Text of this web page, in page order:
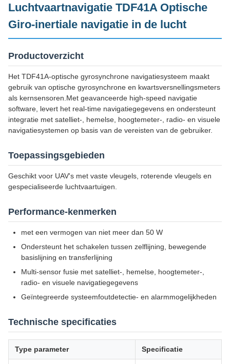
Luchtvaartnavigatie TDF41A Optische
Giro-inertiale navigatie in de lucht
Productoverzicht
Het TDF41A-optische gyrosynchrone navigatiesysteem maakt
gebruik van optische gyrosynchrone en kwartsversnellingsmeters
als kernsensoren.Met geavanceerde high-speed navigatie
software, levert het real-time navigatiegegevens en ondersteunt
integratie met satelliet-, hemelse, hoogtemeter-, radio- en visuele
navigatiesystemen op basis van de vereisten van de gebruiker.
Toepassingsgebieden
Geschikt voor UAV's met vaste vleugels, roterende vleugels en
gespecialiseerde luchtvaartuigen.
Performance-kenmerken
met een vermogen van niet meer dan 50 W
Ondersteunt het schakelen tussen zelflijning, bewegende
basislijning en transferlijning
Multi-sensor fusie met satelliet-, hemelse, hoogtemeter-,
radio- en visuele navigatiegegevens
Geïntegreerde systeemfoutdetectie- en alarmmogelijkheden
Technische specificaties
Type parameter Specificatie